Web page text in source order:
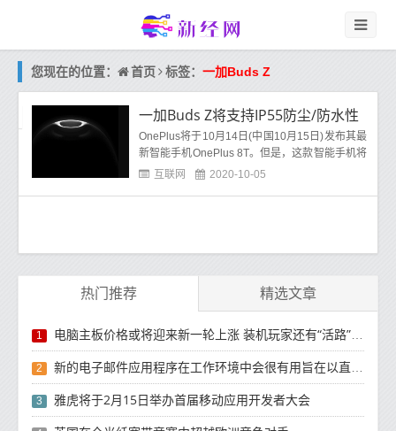
您现在的位置： 首页 标签： 一加Buds Z
一加Buds Z将支持IP55防尘/防水性
OnePlus将于10月14日(中国10月15日)发布其最
新智能手机OnePlus 8T。但是，这款智能手机将
不会在发布会上独处。有人猜测该公司正在开发
互联网 2020-10-05
热门推荐 精选文章
1 电脑主板价格或将迎来新一轮上涨 装机玩家还有“活路”吗？
2 新的电子邮件应用程序在工作环境中会很有用旨在以直观方式组织电子邮件收件箱的新功能
3 雅虎将于2月15日举办首届移动应用开发者大会